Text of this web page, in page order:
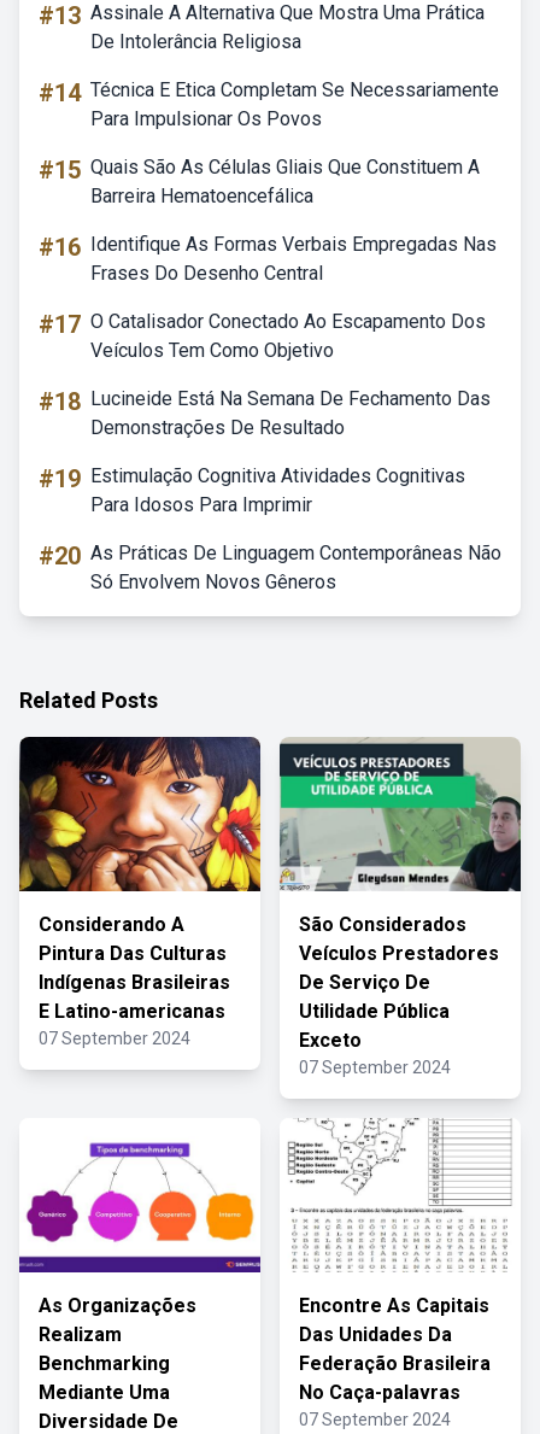
#13 Assinale A Alternativa Que Mostra Uma Prática
De Intolerância Religiosa
#14 Técnica E Etica Completam Se Necessariamente
Para Impulsionar Os Povos
#15 Quais São As Células Gliais Que Constituem A
Barreira Hematoencefálica
#16 Identifique As Formas Verbais Empregadas Nas
Frases Do Desenho Central
#17 O Catalisador Conectado Ao Escapamento Dos
Veículos Tem Como Objetivo
#18 Lucineide Está Na Semana De Fechamento Das
Demonstrações De Resultado
#19 Estimulação Cognitiva Atividades Cognitivas
Para Idosos Para Imprimir
#20 As Práticas De Linguagem Contemporâneas Não
Só Envolvem Novos Gêneros
Related Posts
Considerando A
Pintura Das Culturas
Indígenas Brasileiras
E Latino-americanas
07 September 2024
São Considerados
Veículos Prestadores
De Serviço De
Utilidade Pública
Exceto
07 September 2024
As Organizações
Realizam
Benchmarking
Mediante Uma
Diversidade De
Encontre As Capitais
Das Unidades Da
Federação Brasileira
No Caça-palavras
07 September 2024